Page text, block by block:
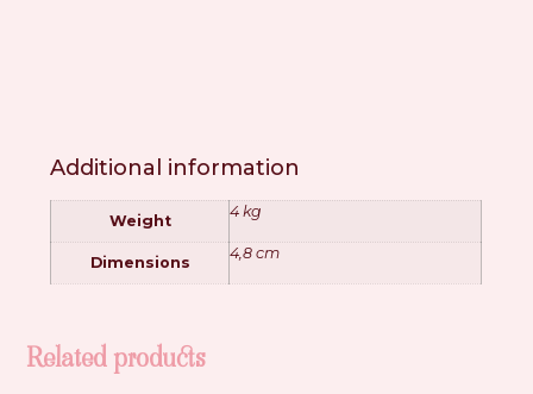
Additional information
Weight
4 kg
Dimensions
4,8 cm
Related products